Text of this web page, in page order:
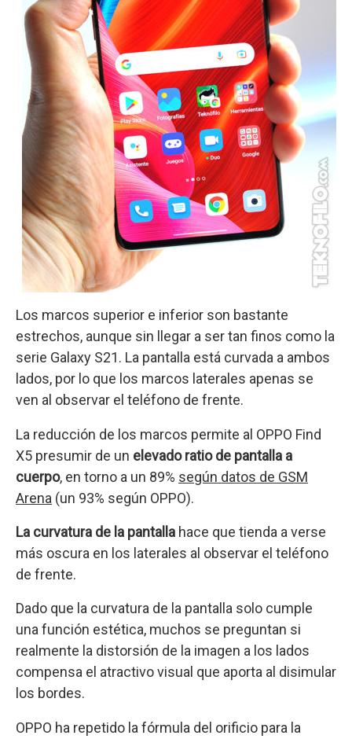
Los marcos superior e inferior son bastante
estrechos, aunque sin llegar a ser tan finos como la
serie Galaxy S21. La pantalla está curvada a ambos
lados, por lo que los marcos laterales apenas se
ven al observar el teléfono de frente.
La reducción de los marcos permite al OPPO Find
X5 presumir de un elevado ratio de pantalla a
cuerpo, en torno a un 89% según datos de GSM
Arena (un 93% según OPPO).
La curvatura de la pantalla hace que tienda a verse
más oscura en los laterales al observar el teléfono
de frente.
Dado que la curvatura de la pantalla solo cumple
una función estética, muchos se preguntan si
realmente la distorsión de la imagen a los lados
compensa el atractivo visual que aporta al disimular
los bordes.
OPPO ha repetido la fórmula del orificio para la